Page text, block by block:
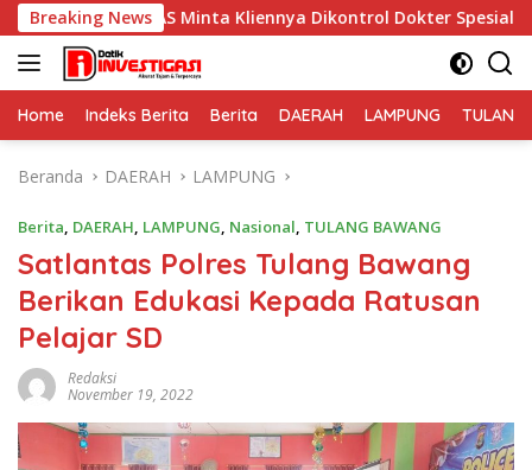
Langsung
ke
konten
Breaking News
Minta Kliennya Dikontrol Dokter Spesialis Kejiwaan
Home Indeks Berita Berita DAERAH LAMPUNG TULANG
Beranda DAERAH LAMPUNG
Berita, DAERAH, LAMPUNG, Nasional, TULANG BAWANG
Satlantas Polres Tulang Bawang
Berikan Edukasi Kepada Ratusan
Pelajar SD
Redaksi
November 19, 2022